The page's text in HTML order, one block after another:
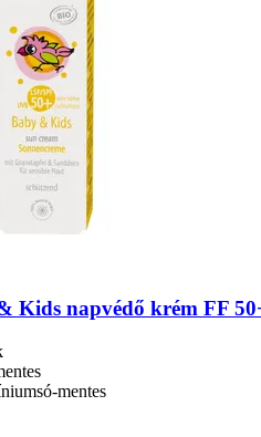
Kids napvédő krém FF
mentes